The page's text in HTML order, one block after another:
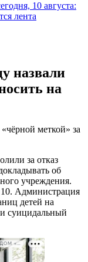
10 августа:
лента
назвали
на
меткой» за
за отказ
об
учреждения.
Администрация
детей на
суицидальный
РЕКЛАМА • ООО СТРОИТЕЛЬНЫЙ ТОРГОВЫЙ ДОМ «ПЕТРОВИЧ». ИНН: 7802348846